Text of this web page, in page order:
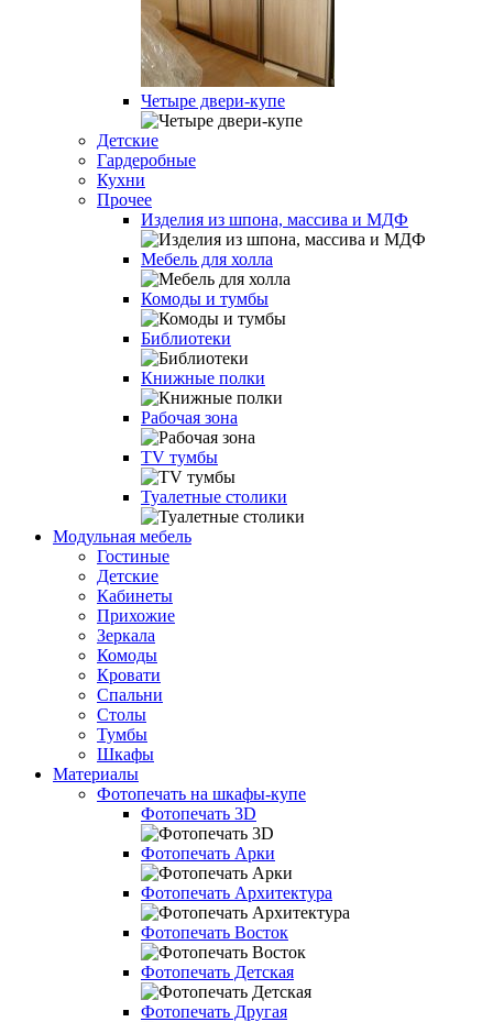
Четыре двери-купе
Детские
Гардеробные
Кухни
Прочее
Изделия из шпона, массива и МДФ
Мебель для холла
Комоды и тумбы
Библиотеки
Книжные полки
Рабочая зона
TV тумбы
Туалетные столики
Модульная мебель
Гостиные
Детские
Кабинеты
Прихожие
Зеркала
Комоды
Кровати
Спальни
Столы
Тумбы
Шкафы
Материалы
Фотопечать на шкафы-купе
Фотопечать 3D
Фотопечать Арки
Фотопечать Архитектура
Фотопечать Восток
Фотопечать Детская
Фотопечать Другая